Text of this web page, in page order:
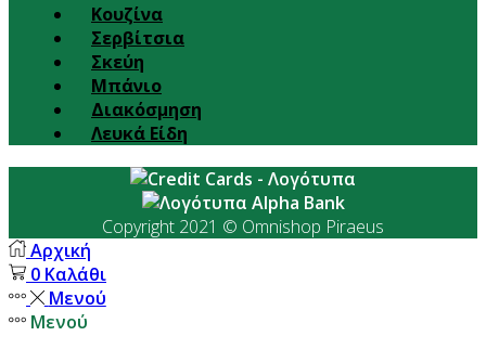
Κουζίνα
Σερβίτσια
Σκεύη
Μπάνιο
Διακόσμηση
Λευκά Είδη
Copyright 2021 © Omnishop Piraeus
Αρχική
0 Καλάθι
Μενού
Μενού